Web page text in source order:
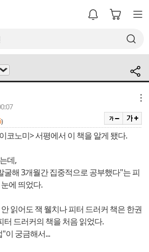
)
코노미> 서평에서 이 책을 알게 됐다.
데,
굴해 3개월간 집중적으로 공부했다"는 피
에 띄었다.
읽어도 잭 웰치나 피터 드러커 책은 한권
터 드러커의 책을 처음 읽었다.
이 궁금해서...